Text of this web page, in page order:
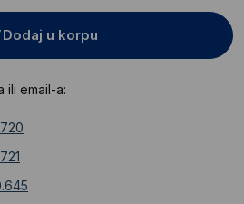
Dodaj u korpu
ili email-a: